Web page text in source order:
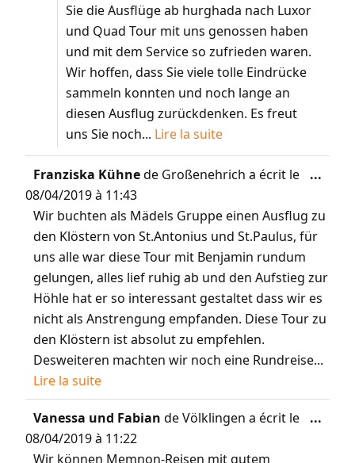
Sie die Ausflüge ab hurghada nach Luxor
und Quad Tour mit uns genossen haben
und mit dem Service so zufrieden waren.
Wir hoffen, dass Sie viele tolle Eindrücke
sammeln konnten und noch lange an
diesen Ausflug zurückdenken. Es freut
uns Sie noch... Lire la suite
Franziska Kühnede Großenehrich a écrit le
08/04/2019 à 11:43
Wir buchten als Mädels Gruppe einen Ausflug zu
den Klöstern von St.Antonius und St.Paulus, für
uns alle war diese Tour mit Benjamin rundum
gelungen, alles lief ruhig ab und den Aufstieg zur
Höhle hat er so interessant gestaltet dass wir es
nicht als Anstrengung empfanden. Diese Tour zu
den Klöstern ist absolut zu empfehlen.
Desweiteren machten wir noch eine Rundreise...
Lire la suite
...
Vanessa und Fabiande Völklingen a écrit le
08/04/2019 à 11:22
Wir können Memnon-Reisen mit gutem
...